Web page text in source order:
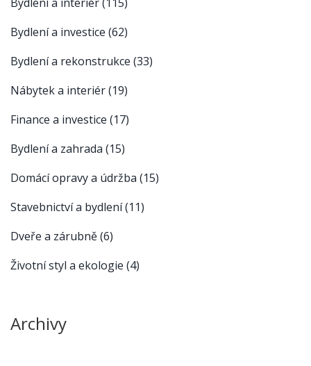
Bydlení a investice (62)
Bydlení a rekonstrukce (33)
Nábytek a interiér(19)
Finance a investice (17)
Bydlení a zahrada (15)
Domácí opravy a údržba (15)
Stavebnictví a bydlení(11)
Dveře a zárubně(6)
Životní styl a ekologie (4)
Archivy